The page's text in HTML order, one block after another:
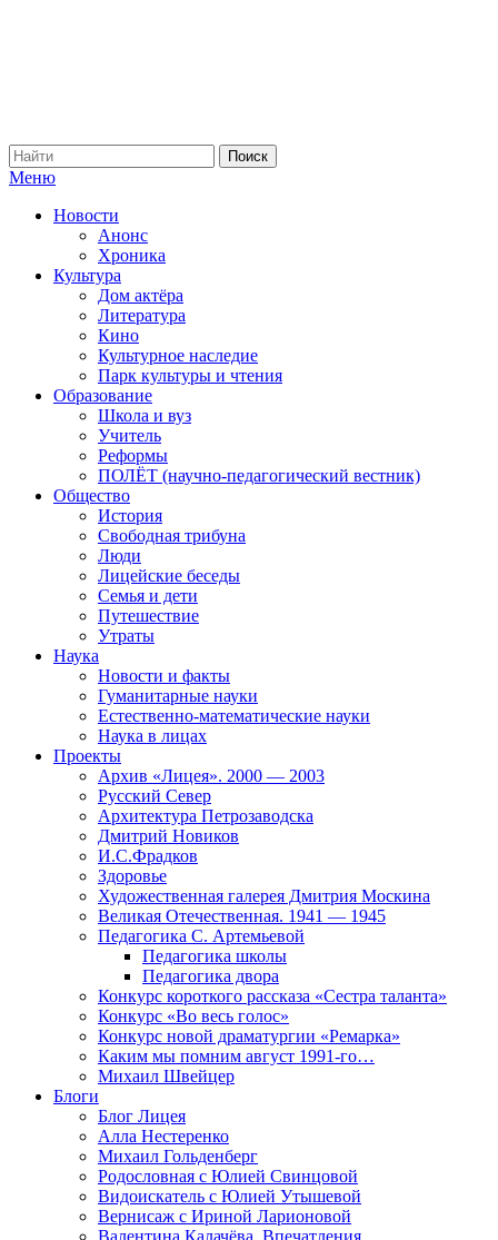
Меню
Новости
Анонс
Хроника
Культура
Дом актёра
Литература
Кино
Культурное наследие
Парк культуры и чтения
Образование
Школа и вуз
Учитель
Реформы
ПОЛЁТ (научно-педагогический вестник)
Общество
История
Свободная трибуна
Люди
Лицейские беседы
Семья и дети
Путешествие
Утраты
Наука
Новости и факты
Гуманитарные науки
Естественно-математические науки
Наука в лицах
Проекты
Архив «Лицея». 2000 — 2003
Русский Север
Архитектура Петрозаводска
Дмитрий Новиков
И.С.Фрадков
Здоровье
Художественная галерея Дмитрия Москина
Великая Отечественная. 1941 — 1945
Педагогика С. Артемьевой
Педагогика школы
Педагогика двора
Конкурс короткого рассказа «Сестра таланта»
Конкурс «Во весь голос»
Конкурс новой драматургии «Ремарка»
Каким мы помним август 1991-го…
Михаил Швейцер
Блоги
Блог Лицея
Алла Нестеренко
Михаил Гольденберг
Родословная с Юлией Свинцовой
Видоискатель с Юлией Утышевой
Вернисаж с Ириной Ларионовой